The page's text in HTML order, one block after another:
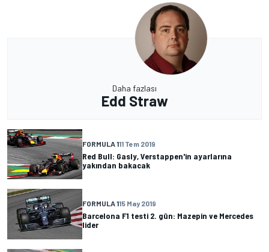
Daha fazlası
Edd Straw
FORMULA 111 Tem 2019
Red Bull: Gasly, Verstappen'in ayarlarına
yakından bakacak
FORMULA 115 May 2019
Barcelona F1 testi 2. gün: Mazepin ve Mercedes
lider